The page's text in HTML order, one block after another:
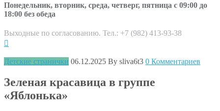
Понедельник, вторник, среда, четверг, пятница с 09:00 до
18:00 без обеда
Выходные по согласованию. Тел.: +7 (982) 413-93-38
Детские странички 06.12.2025 By sliva6t3 0 Комментариев
Зеленая красавица в группе
«Яблонька»